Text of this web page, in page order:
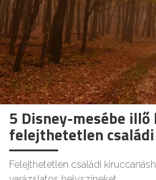
5 Disney-mesébe illő
felejthetetlen
Felejthetetlen családi